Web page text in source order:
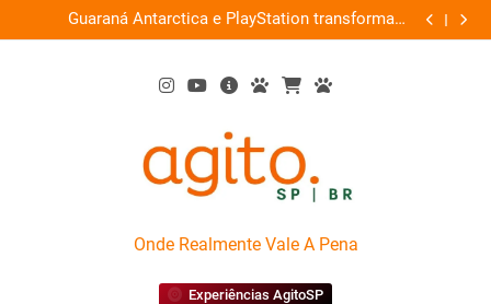
to
Guaraná Antarctica e PlayStation transformam
shopping em arena gamer gratuita
Busch
AgitoSP
Onde Realmente Vale A Pena
Experiências AgitoSP